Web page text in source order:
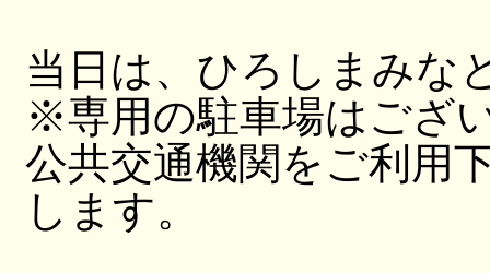
当日は、ひろしまみな
※専用の駐車場はござ
公共交通機関をご利用
します。